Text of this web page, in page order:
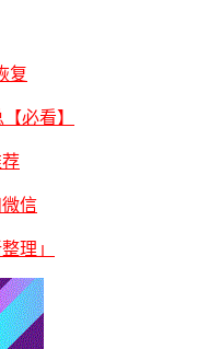
复
必看】
信
理」